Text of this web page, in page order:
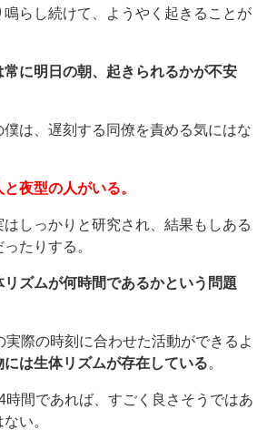
らし続けて、ようやく起きることが
常に明日の朝、起きられるかが不安
は、遅刻する同僚を責める気にはな
夜型の人がいる。
しっかりと研究され、結果もしある
たりする。
リズムが何時間であるかという問題
実際の時刻に合わせた活動ができるよ
には生体リズムが存在している。
時間であれば、すごく良さそうではあ
い。